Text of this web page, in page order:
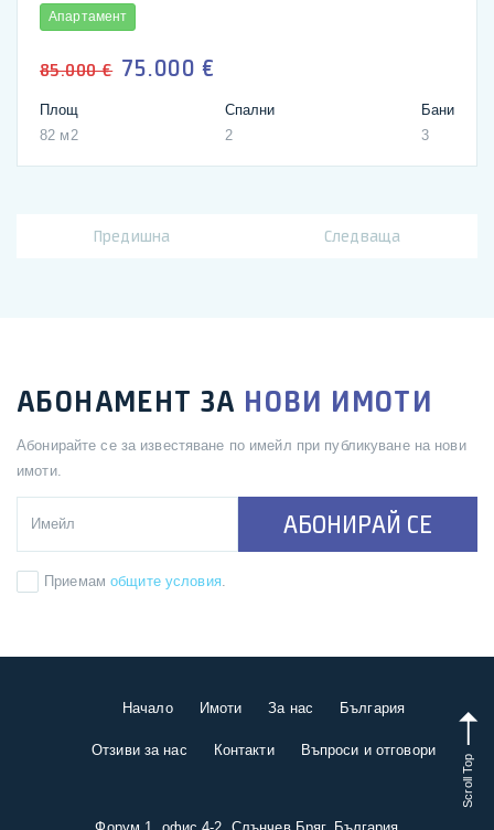
Апартамент
85.000 € 75.000 €
Площ
82 м2
Спални
2
Бани
3
Предишна Следваща
АБОНАМЕНТ ЗА НОВИ ИМОТИ
Абонирайте се за известяване по имейл при публикуване на нови
имоти.
АБОНИРАЙ СЕ
Приемам общите условия.
Начало Имоти За нас България
Отзиви за нас Контакти Въпроси и отговори
Scroll Top